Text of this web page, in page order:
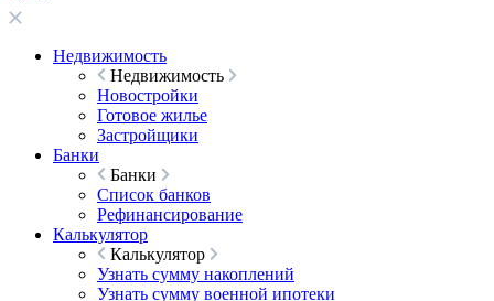
Недвижимость
Недвижимость
Новостройки
Готовое жилье
Застройщики
Банки
Банки
Список банков
Рефинансирование
Калькулятор
Калькулятор
Узнать сумму накоплений
Узнать сумму военной ипотеки